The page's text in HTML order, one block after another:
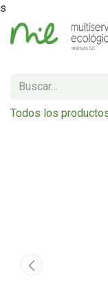
s
Todos los